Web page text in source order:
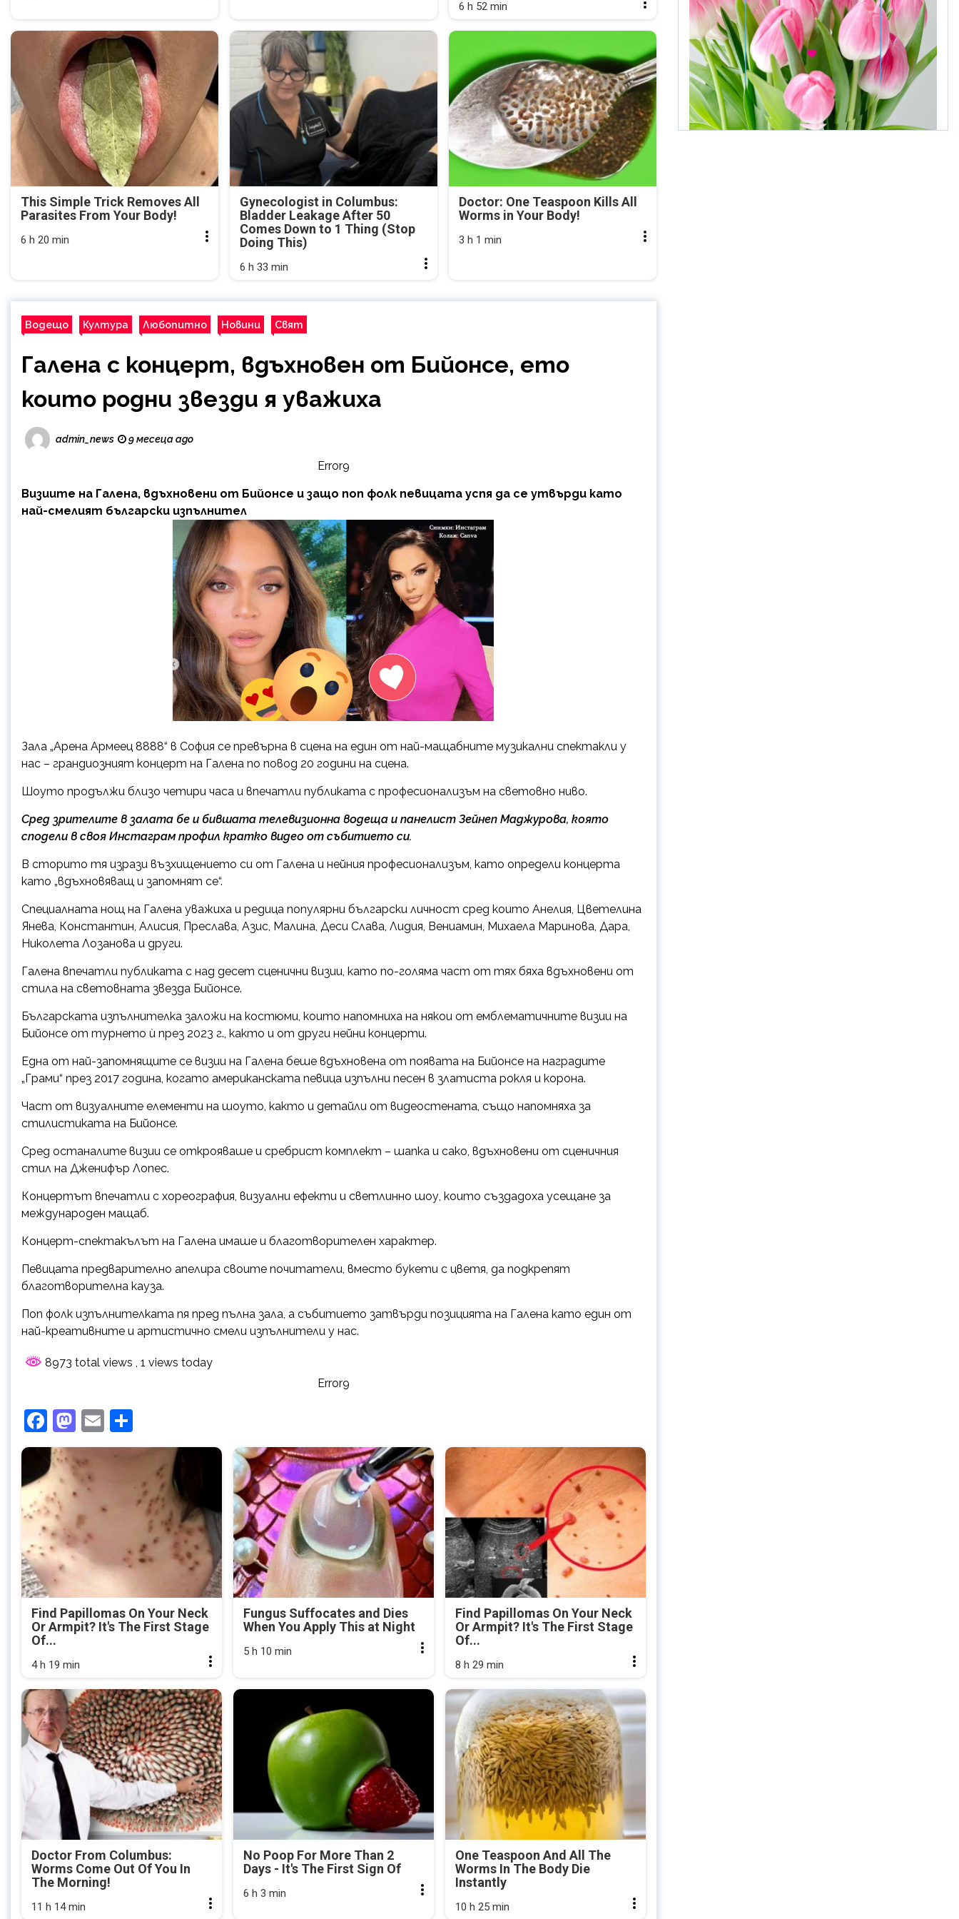
6 h 52 min
This Simple Trick Removes All
Parasites From Your Body!
6 h 20 min
Gynecologist in Columbus:
Bladder Leakage After 50
Comes Down to 1 Thing (Stop
Doing This)
6 h 33 min
Doctor: One Teaspoon Kills All
Worms in Your Body!
3 h 1 min
Водещо Култура Любопитно Новини Свят
Галена с концерт, вдъхновен от Бийонсе, ето
които родни звезди я уважиха
admin_news 9 месеца ago
Error9
Визиите на Галена, вдъхновени от Бийонсе и защо поп фолк певицата успя да се утвърди като
най-смелият български изпълнител
Зала „Арена Армеец 8888“ в София се превърна в сцена на един от най-мащабните музикални спектакли у
нас – грандиозният концерт на Галена по повод 20 години на сцена.
Шоуто продължи близо четири часа и впечатли публиката с професионализъм на световно ниво.
Сред зрителите в залата бе и бившата телевизионна водеща и панелист Зейнеп Маджурова, която
сподели в своя Инстаграм профил кратко видео от събитието си.
В сторито тя изрази възхищението си от Галена и нейния професионализъм, като определи концерта
като „вдъхновяващ и запомнят се“.
Специалната нощ на Галена уважиха и редица популярни български личност сред които Анелия, Цветелина
Янева, Константин, Алисия, Преслава, Азис, Малина, Деси Слава, Лидия, Вениамин, Михаела Маринова, Дара,
Николета Лозанова и други.
Галена впечатли публиката с над десет сценични визии, като по-голяма част от тях бяха вдъхновени от
стила на световната звезда Бийонсе.
Българската изпълнителка заложи на костюми, които напомниха на някои от емблематичните визии на
Бийонсе от турнето ù през 2023 г., както и от други нейни концерти.
Една от най-запомнящите се визии на Галена беше вдъхновена от появата на Бийонсе на наградите
„Грами“ през 2017 година, когато американската певица изпълни песен в златиста рокля и корона.
Част от визуалните елементи на шоуто, както и детайли от видеостената, също напомняха за
стилистиката на Бийонсе.
Сред останалите визии се открояваше и сребрист комплект – шапка и сако, вдъхновени от сценичния
стил на Дженифър Лопес.
Концертът впечатли с хореография, визуални ефекти и светлинно шоу, които създадоха усещане за
международен мащаб.
Концерт-спектакълът на Галена имаше и благотворителен характер.
Певицата предварително апелира своите почитатели, вместо букети с цветя, да подкрепят
благотворителна кауза.
Поп фолк изпълнителката пя пред пълна зала, а събитието затвърди позицията на Галена като един от
най-креативните и артистично смели изпълнители у нас.
8973 total views
, 1 views today
Error9
Facebook
Mastodon
Email
Find Papillomas On Your Neck
Or Armpit? It's The First Stage
Of...
4 h 19 min
Fungus Suffocates and Dies
When You Apply This at Night
5 h 10 min
Find Papillomas On Your Neck
Or Armpit? It's The First Stage
Of...
8 h 29 min
Doctor From Columbus:
Worms Come Out Of You In
The Morning!
11 h 14 min
No Poop For More Than 2
Days - It's The First Sign Of
6 h 3 min
One Teaspoon And All The
Worms In The Body Die
Instantly
10 h 25 min